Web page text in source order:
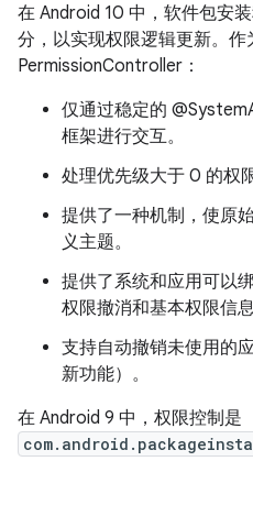
在 Android 10 中，软件包安
分，以实现权限逻辑更新。作
PermissionController：
仅通过稳定的
框架进行交互。
处理优先级大于 0 的权
提供了一种机制，使原
义主题。
提供了系统和应用可以
权限撤消和基本权限信
支持自动撤销未使用的
新功能）。
在 Android 9 中，权限控制是